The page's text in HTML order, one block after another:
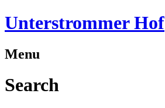
Unterstrommer Hof
Menu
Search